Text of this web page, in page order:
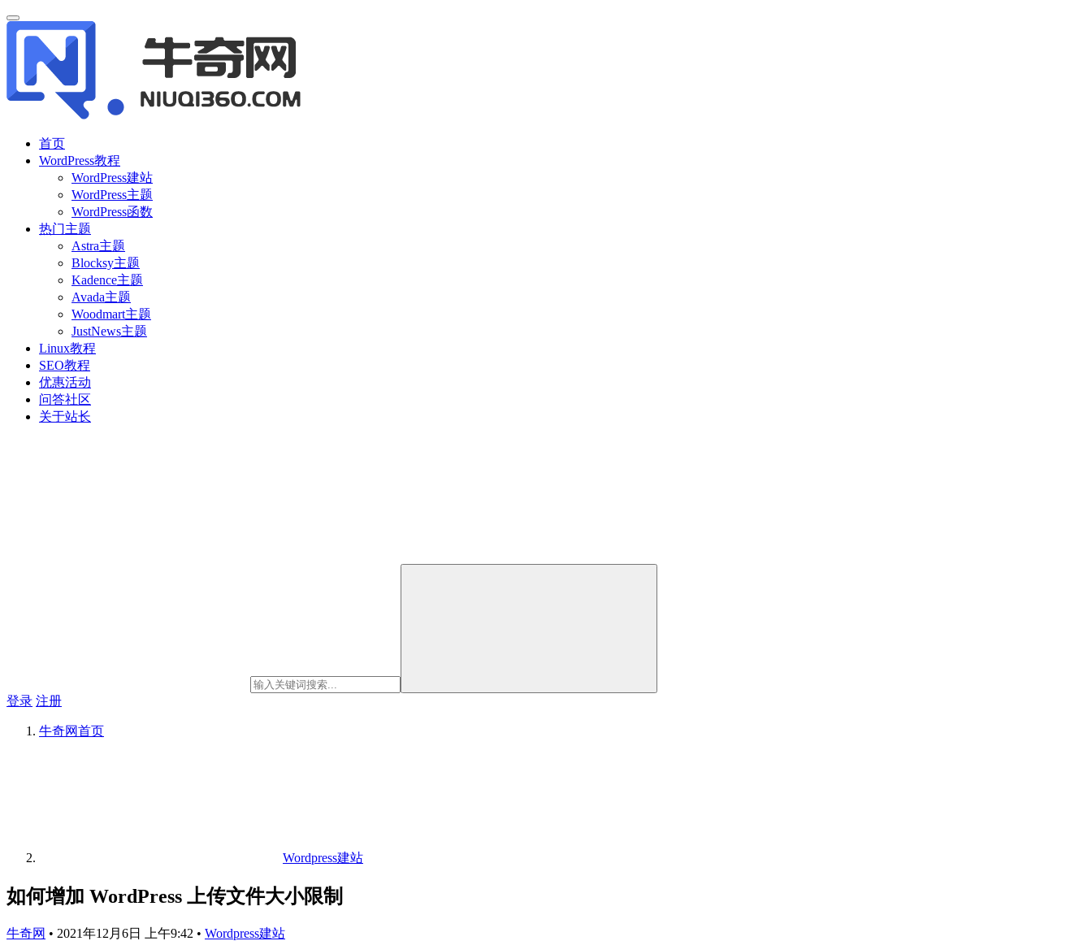
首页
WordPress教程
WordPress建站
WordPress主题
WordPress函数
热门主题
Astra主题
Blocksy主题
Kadence主题
Avada主题
Woodmart主题
JustNews主题
Linux教程
SEO教程
优惠活动
问答社区
关于站长
登录 注册
牛奇网首页
Wordpress建站
如何增加 WordPress 上传文件大小限制
牛奇网 • 2021年12月6日 上午9:42 • Wordpress建站